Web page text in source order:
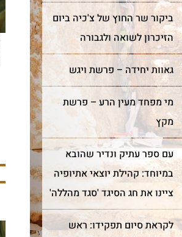
ביקור שר החוץ של צ'כיה ביום
הזיכרון לשואה ולגבורה
גאוות יחידה – פרשת ויגש
מי מפחד מעין הרע – פרשת
מקץ
עם ספר עתיק ונדיר שהובא
במיוחד: קהילת יוצאי אתיופיה
ציינו את חג הסיגד 'סגד מהללה'
לקראת סיום תפקידו: ראש